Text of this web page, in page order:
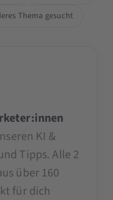
Thema gesucht
KI &
Tipps. Alle 2
über 160
für dich